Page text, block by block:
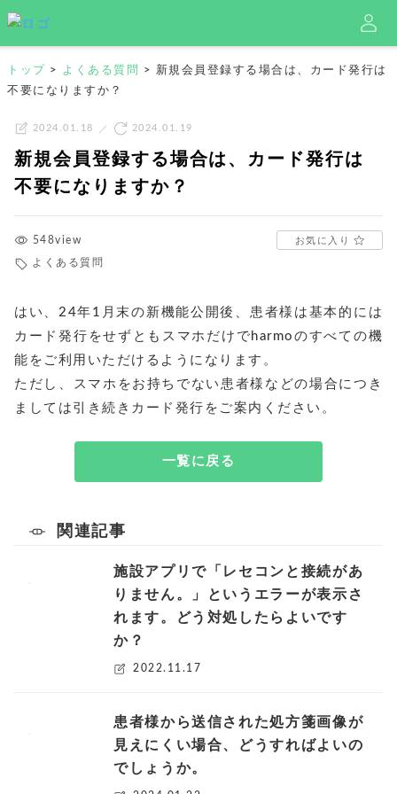
トップ > よくある質問 > 新規会員登録する場合は、カード発行は
不要になりますか？
2024.01.18 2024.01.19
新規会員登録する場合は、カード発行は
不要になりますか？
548view
よくある質問
お気に入り
はい、24年1月末の新機能公開後、患者様は基本的には
カード発行をせずともスマホだけでharmoのすべての機
能をご利用いただけるようになります。
ただし、スマホをお持ちでない患者様などの場合につき
ましては引き続きカード発行をご案内ください。
一覧に戻る
関連記事
施設アプリで「レセコンと接続があ
りません。」というエラーが表示さ
れます。どう対処したらよいです
か？
2022.11.17
患者様から送信された処方箋画像が
見えにくい場合、どうすればよいの
でしょうか。